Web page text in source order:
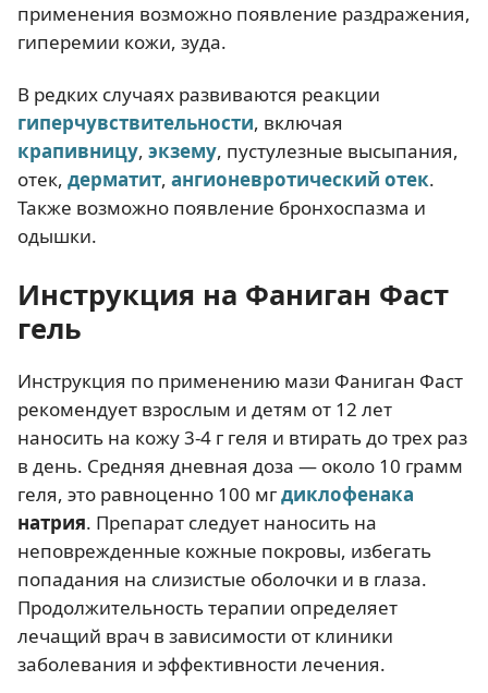
применения возможно появление раздражения,
гиперемии кожи, зуда.
В редких случаях развиваются реакции
гиперчувствительности, включая
крапивницу, экзему, пустулезные высыпания,
отек, дерматит, ангионевротический отек.
Также возможно появление бронхоспазма и
одышки.
Инструкция на Фаниган Фаст
гель
Инструкция по применению мази Фаниган Фаст
рекомендует взрослым и детям от 12 лет
наносить на кожу 3-4 г геля и втирать до трех раз
в день. Средняя дневная доза — около 10 грамм
геля, это равноценно 100 мгдиклофенака
натрия. Препарат следует наносить на
неповрежденные кожные покровы, избегать
попадания на слизистые оболочки и в глаза.
Продолжительность терапии определяет
лечащий врач в зависимости от клиники
заболевания и эффективности лечения.